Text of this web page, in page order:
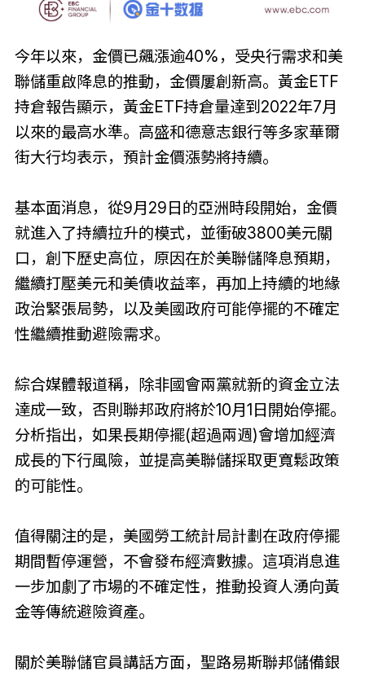
今年以來，金價已飆漲逾40%，受央行需求和美
聯儲重啟降息的推動，金價屢創新高。黃金ETF
持倉報告顯示，黃金ETF持倉量達到2022年7月
以來的最高水準。高盛和德意志銀行等多家華爾
街大行均表示，預計金價漲勢將持續。
基本面消息，從9月29日的亞洲時段開始，金價
就進入了持續拉升的模式，並衝破3800美元關
口，創下歷史高位，原因在於美聯儲降息預期，
繼續打壓美元和美債收益率，再加上持續的地緣
政治緊張局勢，以及美國政府可能停擺的不確定
性繼續推動避險需求。
綜合媒體報道稱，除非國會兩黨就新的資金立法
達成一致，否則聯邦政府將於10月1日開始停擺。
分析指出，如果長期停擺(超過兩週)會增加經濟
成長的下行風險，並提高美聯儲採取更寬鬆政策
的可能性。
值得關注的是，美國勞工統計局計劃在政府停擺
期間暫停運營，不會發布經濟數據。這項消息進
一步加劇了市場的不確定性，推動投資人湧向黃
金等傳統避險資產。
關於美聯儲官員講話方面，聖路易斯聯邦儲備銀